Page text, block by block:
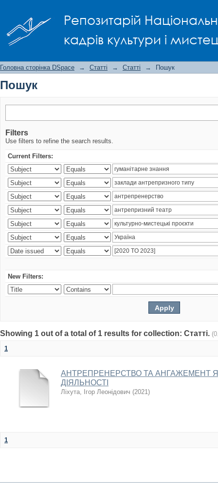
Репозитарій
кадрів культури і
Головна сторінка DSpace → Статті → Статті → Пошук
Пошук
Filters
Use filters to refine the search results.
Current Filters:
New Filters:
Showing 1 out of a total of 1 results for collection: Статті.
1
АНТРЕПРЕНЕРСТВО ТА АНГАЖЕМЕНТ
ДІЯЛЬНОСТІ
Ліхута, Ігор Леонідович (2021)
1